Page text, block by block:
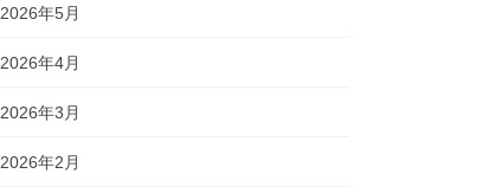
2026年5月
2026年4月
2026年3月
2026年2月